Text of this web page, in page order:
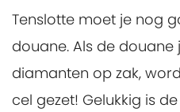
Tenslotte moet je nog
douane. Als de douane
diamanten op zak,
cel gezet! Gelukkig is